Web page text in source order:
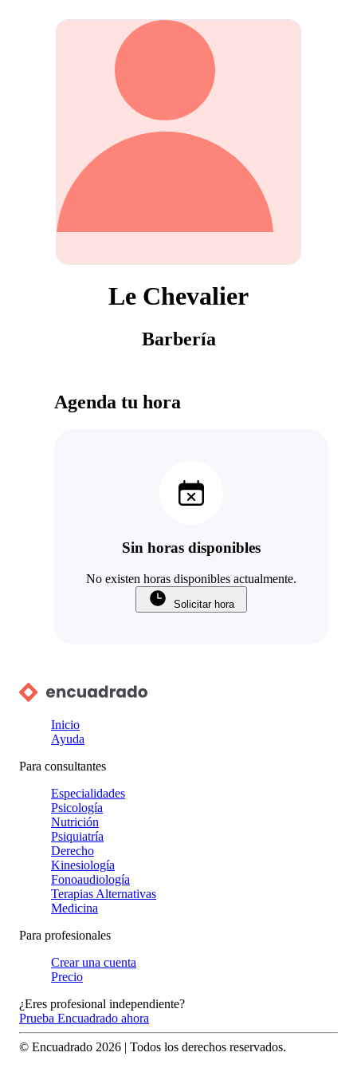
Le Chevalier
Barbería
Agenda tu hora
Sin horas disponibles
No existen horas disponibles actualmente.
Solicitar hora
Inicio
Ayuda
Para consultantes
Especialidades
Psicología
Nutrición
Psiquiatría
Derecho
Kinesiología
Fonoaudiología
Terapias Alternativas
Medicina
Para profesionales
Crear una cuenta
Precio
¿Eres profesional independiente?
Prueba Encuadrado ahora
© Encuadrado 2026 | Todos los derechos reservados.